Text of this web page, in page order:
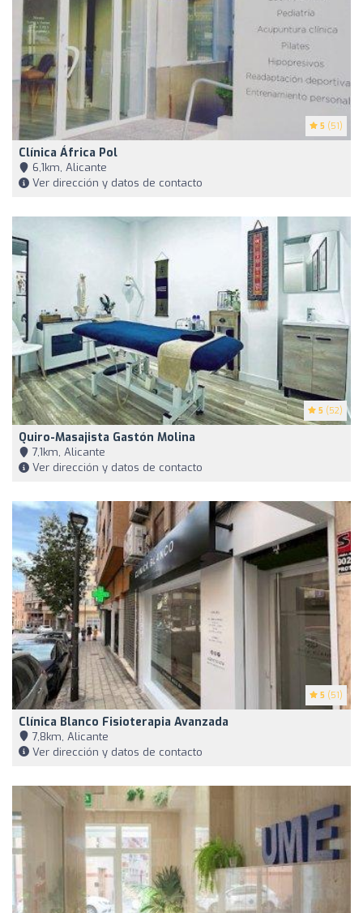
5 (51)
Clínica África Pol
6,1km, Alicante
Ver dirección y datos de contacto
5 (52)
Quiro-Masajista Gastón Molina
7,1km, Alicante
Ver dirección y datos de contacto
5 (51)
Clínica Blanco Fisioterapia Avanzada
7,8km, Alicante
Ver dirección y datos de contacto